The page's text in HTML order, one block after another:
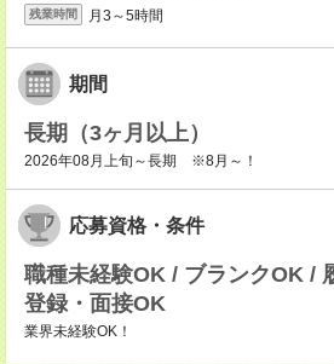
残業時間 月3～5時間
期間
長期（3ヶ月以上）
2026年08月上旬～長期 ※8月～！
応募資格・条件
職種未経験OK / ブランクOK /
登録・面接OK
業界未経験OK！